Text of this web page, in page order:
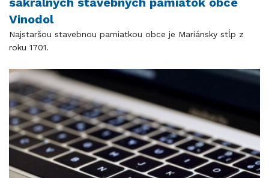
Vinodol
Najstaršou stavebnou pamiatkou obce je Mariánsky stĺp z
roku 1701.